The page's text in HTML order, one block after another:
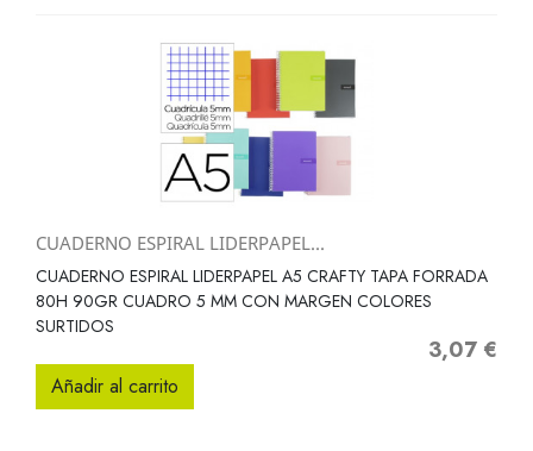
CUADERNO ESPIRAL LIDERPAPEL...
CUADERNO ESPIRAL LIDERPAPEL A5 CRAFTY TAPA FORRADA
80H 90GR CUADRO 5 MM CON MARGEN COLORES
SURTIDOS
Precio
3,07 €
Añadir al carrito